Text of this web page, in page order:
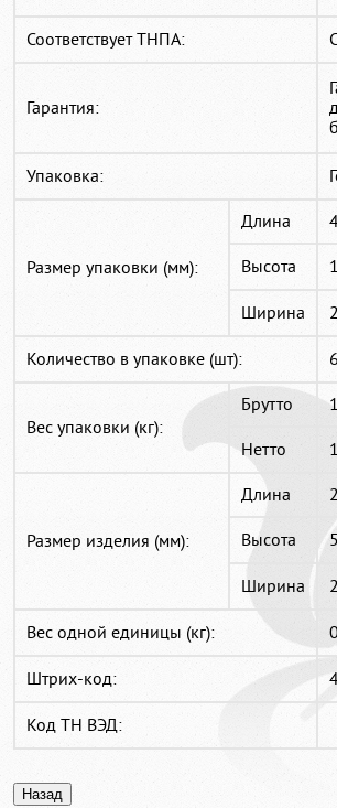
Соответствует ТНПА:
Гарантия:
Упаковка:
Размер упаковки (мм):
Длина
Высота
Ширина
Количество в упаковке (шт):
Вес упаковки (кг):
Брутто
Нетто
Размер изделия (мм):
Длина
Высота 5
Ширина
Вес одной единицы (кг):
Штрих-код:
Код ТН ВЭД: